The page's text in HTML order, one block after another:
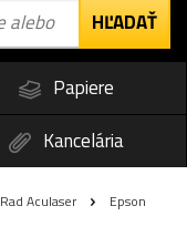
Papiere
Kancelária
Rad Aculaser
Epson